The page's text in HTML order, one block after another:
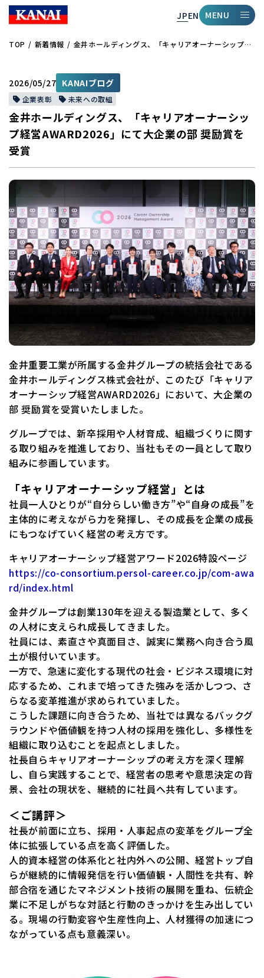
JPEN MENU
TOP 新着情報 金井ホールディングス、「キャリアオーナーシップ経営AWARD2026」にて大企業の部 奨励賞を受賞
2026/05/27 KANAIブログ
企業表彰 未来への取組
金井ホールディングス、「キャリアオーナーシッ
プ経営AWARD2026」にて大企業の部 奨励賞を
受賞
金井重要工業が所属する金井グループの統括会社である
金井ホールディングス株式会社が、このたび「キャリア
オーナーシップ経営AWARD2026」において、大企業の
部 奨励賞を受賞いたしました。
グループでは、新卒採用や人材育成、組織づくりに関す
る取り組みを推進しており、当社もその一員として取り
組みに参画しています。
「キャリアオーナーシップ経営」とは
社員一人ひとりが“自分らしい働き方”や“自身の成長”を
主体的に考えながら力を発揮し、その成長を企業の成長
にもつなげていく経営の考え方です。
キャリアオーナーシップ経営アワード2026特設ページ
https://co-consortium.persol-career.co.jp/com-awa
rd/index.html
金井グループは創業130年を迎える製造業として、多く
の人材に支えられ成長してきました。
社員には、素直さや真面目さ、誠実に業務へ向き合う風
土が根付いています。
一方で、急速に変化する現代の社会・ビジネス環境に対
応するため、これまで培ってきた強みを活かしつつ、さ
らなる変革推進が求められていました。
こうした課題に向き合うため、当社では異なるバックグ
ラウンドや価値観を持つ人材の採用を強化し、多様性を
組織に取り込むことを起点としました。
社長自らキャリアオーナーシップの考え方を深く理解
し、自ら実践することで、経営者の思考や意思決定の背
景、会社の現状を、継続的に社員へ共有しています。
＜ご講評＞
社長が前面に立ち、採用・人事起点の変革をグループ全
体に拡張している点を高く評価した。
人的資本経営の体系化と社内外への公開、経営トップ自
らが継続的に情報発信を行い価値観・人間性を共有、幹
部合宿を通じたマネジメント技術の展開を重ね、伝統企
業に不足しがちな対話と行動のきっかけを生み出してい
る。現場の行動変容や生産性向上、人材獲得の加速につ
ながっている点も意義深い。